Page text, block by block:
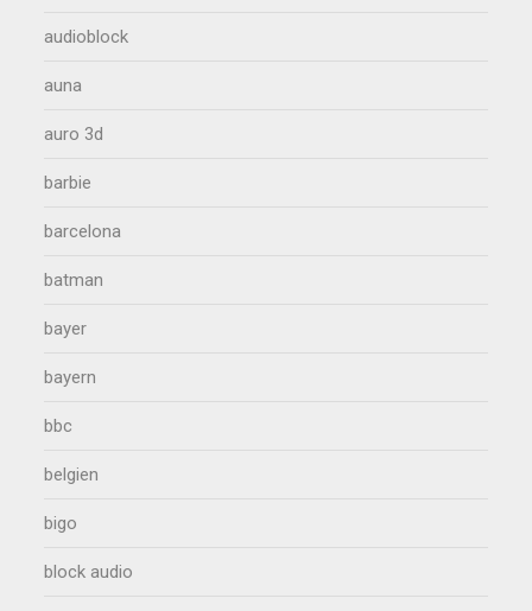
audioblock
auna
auro 3d
barbie
barcelona
batman
bayer
bayern
bbc
belgien
bigo
block audio